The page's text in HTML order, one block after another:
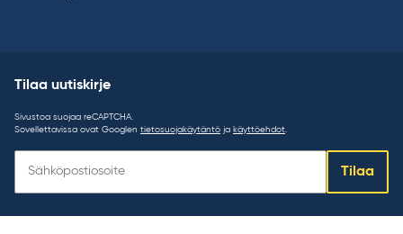
Tilaa uutiskirje
Sivustoa suojaa reCAPTCHA.
Sovellettavissa ovat Googlen tietosuojakäytäntö ja käyttöehdot
uutiskirje:
Tilaa